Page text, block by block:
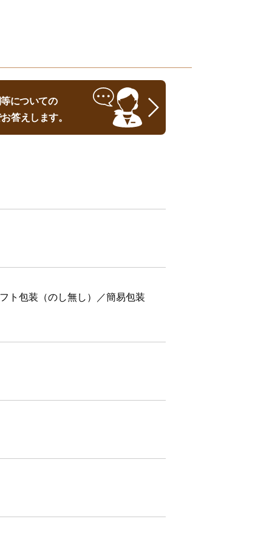
についての
答えします。
ト包装（のし無し）／簡易包装